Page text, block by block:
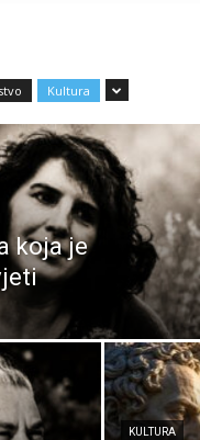
Kultura
koja je
KULTURA